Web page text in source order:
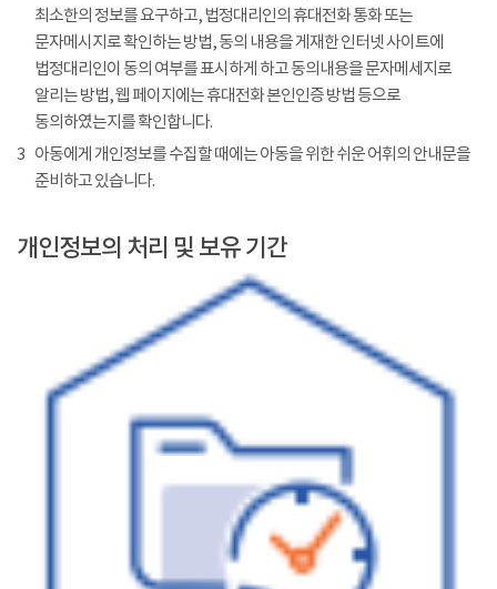
최소한의 정보를 요구하고, 법정대리인의 휴대전화 통화 또는
문자메시지로 확인하는 방법, 동의 내용을 게재한 인터넷 사이트에
법정대리인이 동의 여부를 표시하게 하고 동의내용을 문자메세지로
알리는 방법, 웹 페이지에는 휴대전화 본인인증 방법 등으로
동의하였는지를 확인합니다.
3 아동에게 개인정보를 수집할 때에는 아동을 위한 쉬운 어휘의 안내문을
준비하고 있습니다.
개인정보의 처리 및 보유 기간